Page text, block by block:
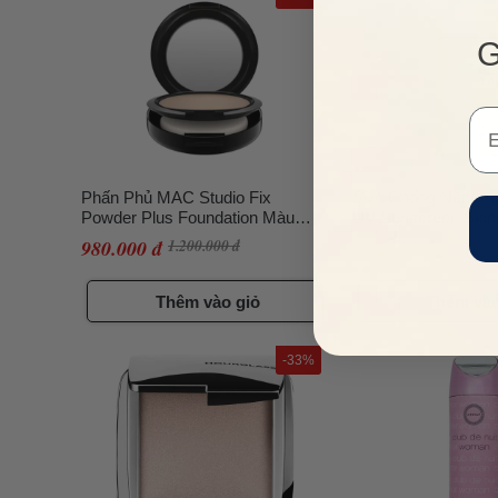
Phấn Phủ MAC Studio Fix
Powder Plus Foundation Màu
NC15 Cho Da Trắng, 15g
980.000 đ 1.200.000 đ
Thêm vào giỏ
Sữa Chống Nắng
UV Sunscreen
900.000 đ
-33%